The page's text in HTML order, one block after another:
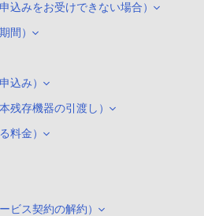
込みをお受けできない場合）
間）
込み）
残存機器の引渡し）
料金）
ビス契約の解約）